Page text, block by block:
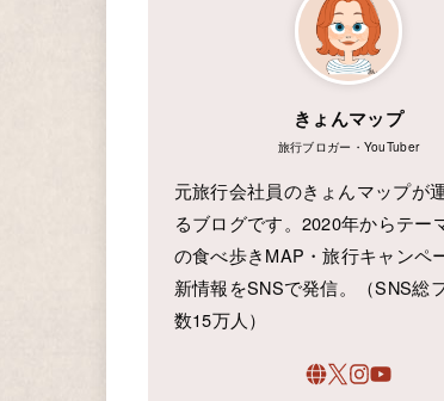
きょんマップ
旅行ブロガー・YouTuber
元旅行会社員のきょんマップが
るブログです。2020年からテー
の食べ歩きMAP・旅行キャンペ
新情報をSNSで発信。（SNS総
数15万人）